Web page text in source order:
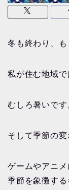
冬も終わり、も
私が住む地域で
むしろ暑いです
そして季節の
ゲームやアニメ
季節を象徴す